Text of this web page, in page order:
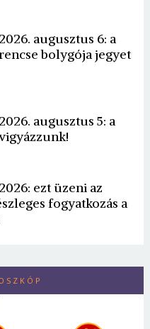
augusztus 6: a
bolygója jegyet
augusztus 5: a
ezt üzeni az
fogyatkozás a